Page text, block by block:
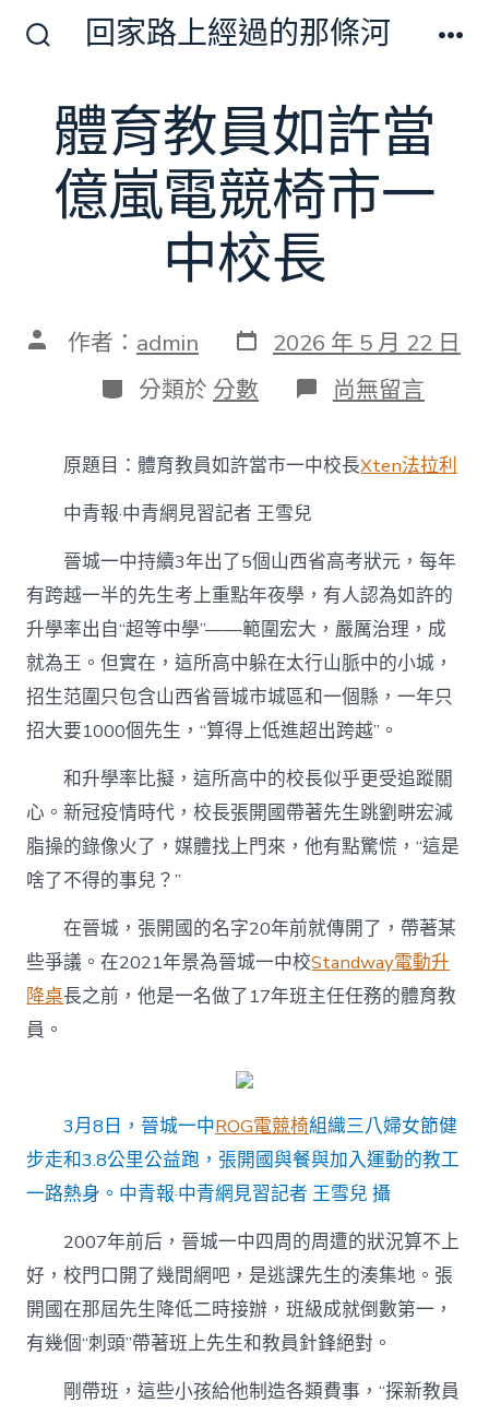
切
換
開
回家路上經過的那條河
體育教員如許當
億嵐電競椅市一
中校長
文 作者： admin 發
表
日
期
2026 年 5 月 22 日
分
類
分類於 分數 在
〈體
教
員
億
嵐
電
競
椅
市
一
中
校
中
尚無留言
原題目：體育教員如許當市一中校長Xten法拉利
中青報·中青網見習記者 王雪兒
晉城一中持續3年出了5個山西省高考狀元，每年
有跨越一半的先生考上重點年夜學，有人認為如許的
升學率出自“超等中學”——範圍宏大，嚴厲治理，成
就為王。但實在，這所高中躲在太行山脈中的小城，
招生范圍只包含山西省晉城市城區和一個縣，一年只
招大要1000個先生，“算得上低進超出跨越”。
和升學率比擬，這所高中的校長似乎更受追蹤關
心。新冠疫情時代，校長張開國帶著先生跳劉畊宏減
脂操的錄像火了，媒體找上門來，他有點驚慌，“這是
啥了不得的事兒？”
在晉城，張開國的名字20年前就傳開了，帶著某
些爭議。在2021年景為晉城一中校Standway電動升
降桌長之前，他是一名做了17年班主任任務的體育教
員。
3月8日，晉城一中ROG電競椅組織三八婦女節健
步走和3.8公里公益跑，張開國與餐與加入運動的教工
一路熱身。中青報·中青網見習記者 王雪兒 攝
2007年前后，晉城一中四周的周遭的狀況算不上
好，校門口開了幾間網吧，是逃課先生的湊集地。張
開國在那屆先生降低二時接辦，班級成就倒數第一，
有幾個“刺頭”帶著班上先生和教員針鋒絕對。
剛帶班，這些小孩給他制造各類費事，“探新教員